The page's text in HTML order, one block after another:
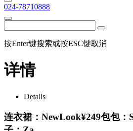
024-78710888
按Enter键搜索或按ESC键取消
详情
Details
连衣裙：NewLook¥249包包：